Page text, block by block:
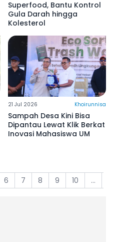
Superfood, Bantu Kontrol
Gula Darah hingga
Kolesterol
21 Jul 2026 Khoirunnisa
Sampah Desa Kini Bisa
Dipantau Lewat Klik Berkat
Inovasi Mahasiswa UM
6 7 8 9 10 ...